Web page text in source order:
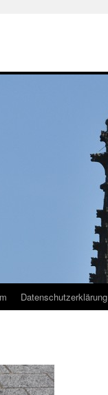
Datenschutzerklärung